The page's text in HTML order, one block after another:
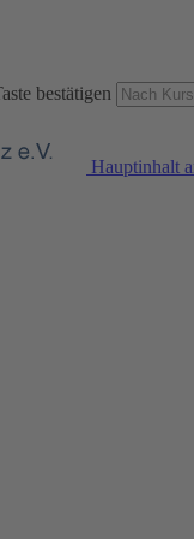
bestätigen
Hauptinhalt